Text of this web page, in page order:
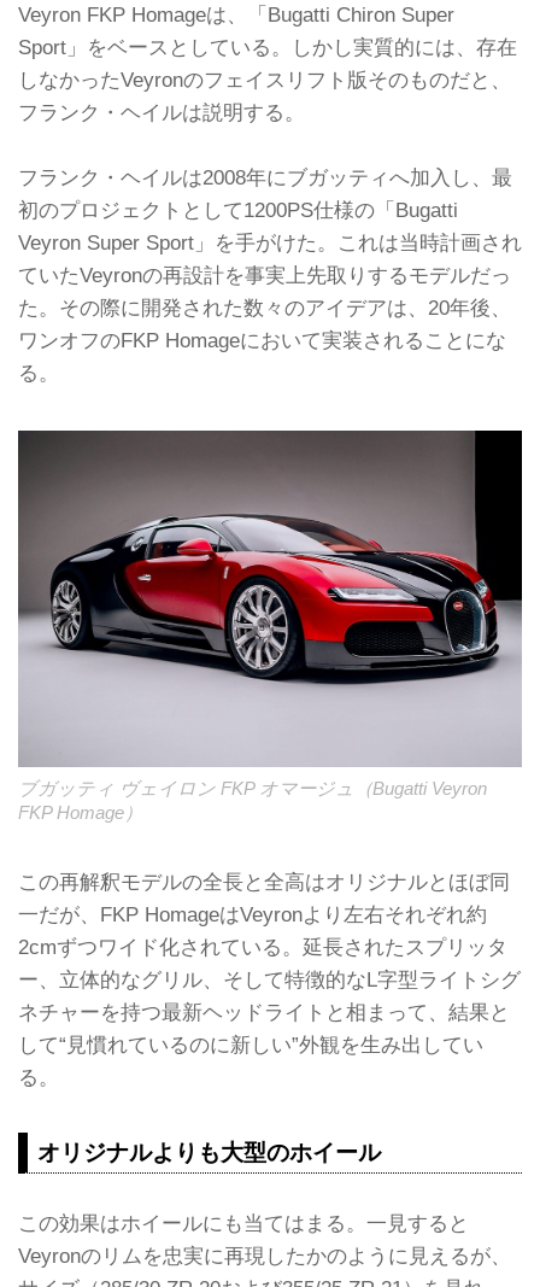
Veyron FKP Homageは、「Bugatti Chiron Super
Sport」をベースとしている。しかし実質的には、存在
しなかったVeyronのフェイスリフト版そのものだと、
フランク・ヘイルは説明する。
フランク・ヘイルは2008年にブガッティへ加入し、最
初のプロジェクトとして1200PS仕様の「Bugatti
Veyron Super Sport」を手がけた。これは当時計画され
ていたVeyronの再設計を事実上先取りするモデルだっ
た。その際に開発された数々のアイデアは、20年後、
ワンオフのFKP Homageにおいて実装されることにな
る。
ブガッティ ヴェイロン FKP オマージュ（Bugatti Veyron
FKP Homage）
この再解釈モデルの全長と全高はオリジナルとほぼ同
一だが、FKP HomageはVeyronより左右それぞれ約
2cmずつワイド化されている。延長されたスプリッタ
ー、立体的なグリル、そして特徴的なL字型ライトシグ
ネチャーを持つ最新ヘッドライトと相まって、結果と
して“見慣れているのに新しい”外観を生み出してい
る。
オリジナルよりも大型のホイール
この効果はホイールにも当てはまる。一見すると
Veyronのリムを忠実に再現したかのように見えるが、